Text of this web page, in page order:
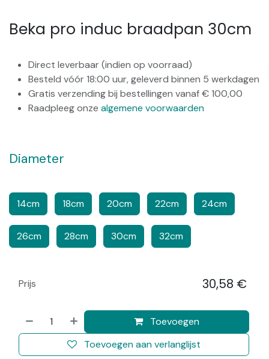
Beka pro induc braadpan 30cm
Direct leverbaar (indien op voorraad)
Besteld vóór 18:00 uur, geleverd binnen 5 werkdagen
Gratis verzending bij bestellingen vanaf € 100,00
Raadpleeg onze algemene voorwaarden
Diameter
14cm 18cm 20cm 22cm 24cm
26cm 28cm 30cm 32cm
Toevoegen
Toevoegen aan verlanglijst
Prijs 30,58 €